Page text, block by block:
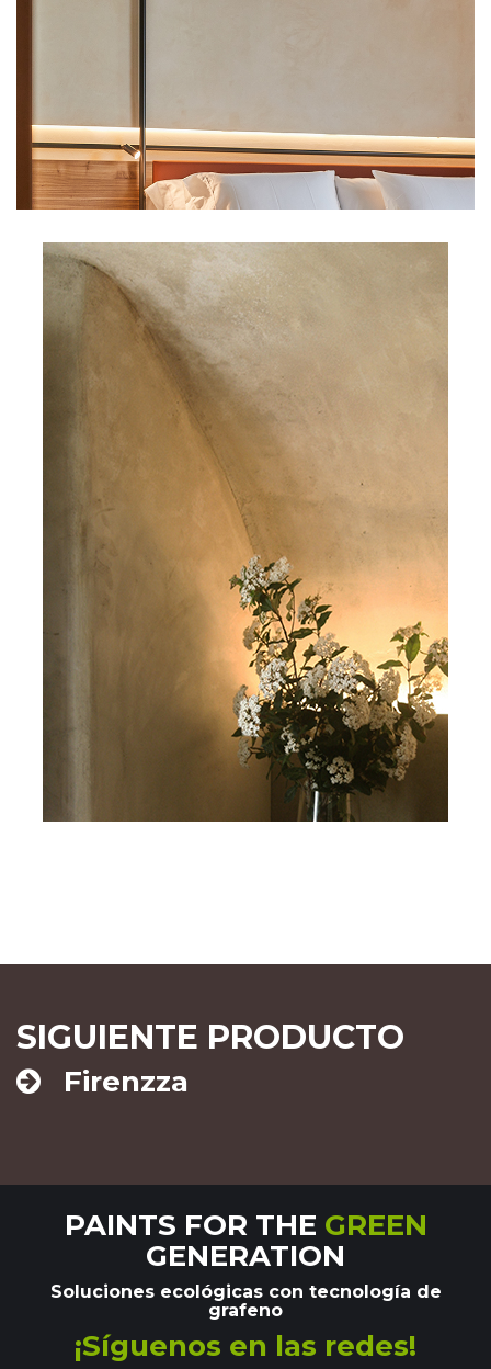
SIGUIENTE PRODUCTO
Firenzza
PAINTS FOR THE GREEN
GENERATION
Soluciones ecológicas con tecnología de
grafeno
¡Síguenos en las redes!